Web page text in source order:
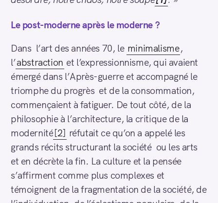
Le post-moderne après le moderne ?
Dans l’art des années 70, le minimalisme,
l’abstraction et l’expressionnisme, qui avaient
émergé dans l’Après-guerre et accompagné le
triomphe du progrès et de la consommation,
commençaient à fatiguer. De tout côté, de la
philosophie à l’architecture, la critique de la
modernité[2] réfutait ce qu’on a appelé les
grands récits structurant la société ou les arts
et en décrète la fin. La culture et la pensée
s’affirment comme plus complexes et
témoignent de la fragmentation de la société, de
S
e
a